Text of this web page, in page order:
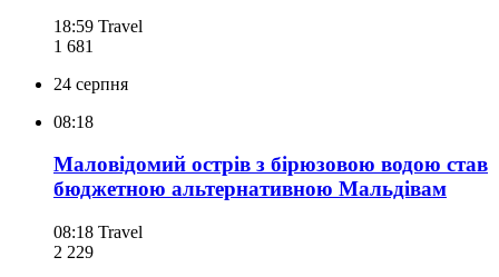
18:59 Travel
1 681
24 серпня
08:18
Маловідомий острів з бірюзовою водою став
бюджетною альтернативною Мальдівам
08:18 Travel
2 229